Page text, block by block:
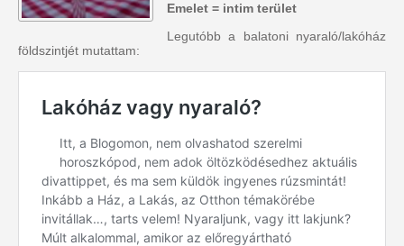
Emelet = intim terület
Legutóbb a balatoni nyaraló/lakóház
földszintjét mutattam: